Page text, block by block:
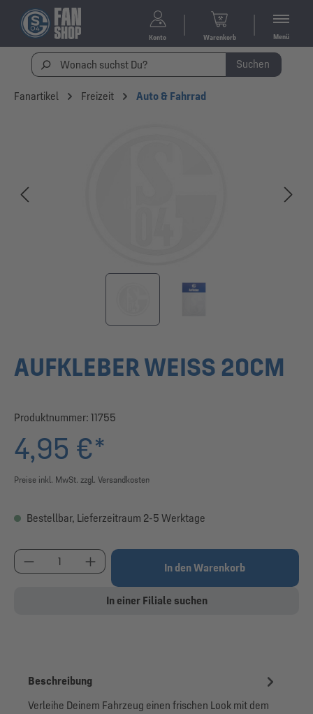
Konto Warenkorb Menü
Suchen
Fanartikel Freizeit Auto & Fahrrad
AUFKLEBER WEISS 20CM
Produktnummer: 11755
4,95 €*
Preise inkl. MwSt. zzgl. Versandkosten
Bestellbar, Lieferzeitraum 2-5 Werktage
Produkt Anzahl: Gib den gewünschten Wert ein
In den Warenkorb
In einer Filiale suchen
Beschreibung
Verleihe Deinem Fahrzeug einen frischen Look mit dem